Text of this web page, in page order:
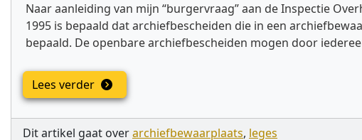
Naar aanleiding van mijn “burgervraag” aan de Inspectie
1995 is bepaald dat archiefbescheiden die in een
bepaald. De openbare archiefbescheiden mogen door
Lees verder
Dit artikel gaat overarchiefbewaarplaats, leges